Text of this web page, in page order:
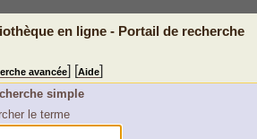
en ligne - Portail de recherche
avancée] [Aide]
simple
le terme